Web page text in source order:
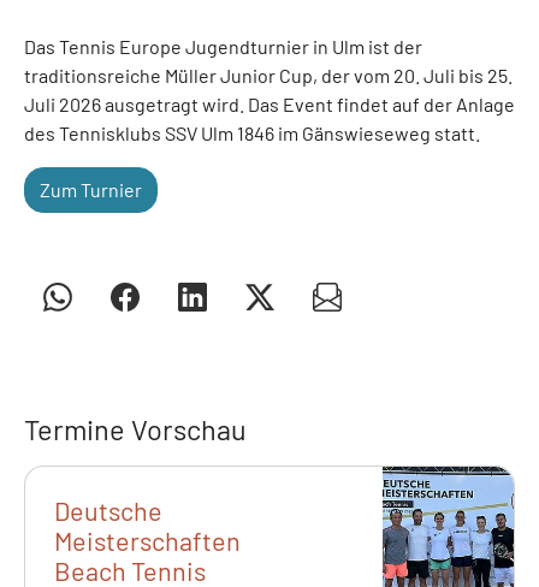
Das Tennis Europe Jugendturnier in Ulm ist der
traditionsreiche Müller Junior Cup, der vom 20. Juli bis 25.
Juli 2026 ausgetragt wird. Das Event findet auf der Anlage
des Tennisklubs SSV Ulm 1846 im Gänswieseweg statt.
Zum Turnier
Termine Vorschau
Deutsche
Meisterschaften
Beach Tennis